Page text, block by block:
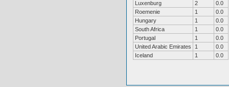
Luxenburg
2
0.0
Roemenie
1
0.0
Hungary
1
0.0
South Africa
1
0.0
Portugal
1
0.0
United Arabic Emirates
1
0.0
Iceland
1 0.0